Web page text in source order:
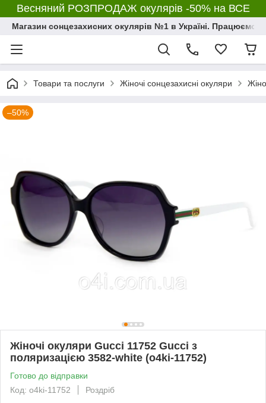
Весняний РОЗПРОДАЖ окулярів -50% на ВСЕ
Магазин сонцезахисних окулярів №1 в Україні. Працюємо з
Товари та послуги Жіночі сонцезахисні окуляри
–50%
Жіночі окуляри Gucci 11752 Gucci з
поляризацією 3582-white (o4ki-11752)
Готово до відправки
Код: o4ki-11752
Роздріб